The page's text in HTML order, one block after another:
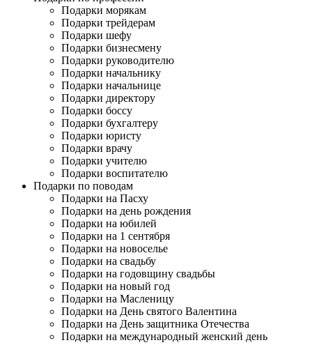
Подарки морякам
Подарки трейдерам
Подарки шефу
Подарки бизнесмену
Подарки руководителю
Подарки начальнику
Подарки начальнице
Подарки директору
Подарки боссу
Подарки бухгалтеру
Подарки юристу
Подарки врачу
Подарки учителю
Подарки воспитателю
Подарки по поводам
Подарки на Пасху
Подарки на день рождения
Подарки на юбилей
Подарки на 1 сентября
Подарки на новоселье
Подарки на свадьбу
Подарки на годовщину свадьбы
Подарки на новый год
Подарки на Масленицу
Подарки на День святого Валентина
Подарки на День защитника Отечества
Подарки на международный женский день